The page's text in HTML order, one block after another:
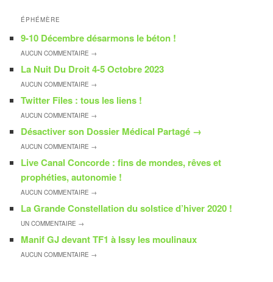
ÉPHÉMÈRE
9-10 Décembre désarmons le béton !
AUCUNCOMMENTAIRE →
La Nuit Du Droit 4-5 Octobre 2023
AUCUNCOMMENTAIRE →
Twitter Files : tous les liens !
AUCUNCOMMENTAIRE →
Désactiver son Dossier Médical Partagé →
AUCUNCOMMENTAIRE →
Live Canal Concorde : fins de mondes, rêves et
prophéties, autonomie !
AUCUNCOMMENTAIRE →
La Grande Constellation du solstice d’hiver 2020 !
UNCOMMENTAIRE →
Manif GJ devant TF1 à Issy les moulinaux
AUCUNCOMMENTAIRE →